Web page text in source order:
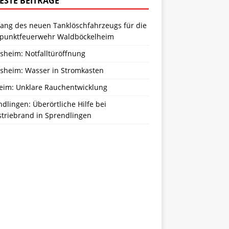
des neuen Tanklöschfahrzeugs für die
Waldböckelheim
Notfalltüröffnung
Wasser in Stromkasten
Unklare Rauchentwicklung
Überörtliche Hilfe bei
in Sprendlingen